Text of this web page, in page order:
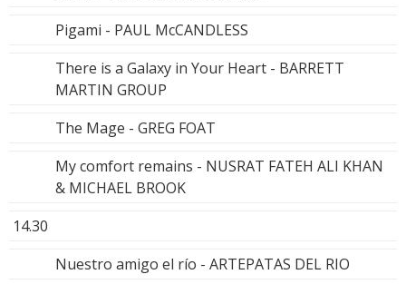
Pigami - PAUL McCANDLESS
There is a Galaxy in Your Heart - BARRETT
MARTIN GROUP
The Mage - GREG FOAT
My comfort remains - NUSRAT FATEH ALI KHAN
& MICHAEL BROOK
14.30
Nuestro amigo el río - ARTEPATAS DEL RIO